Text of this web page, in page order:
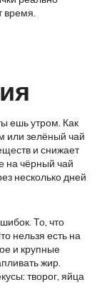
время.
ешь утром. Как
или зелёный чай
и снижает
на чёрный чай
несколько дней
То, что
нельзя есть на
и крупные
жир.
творог, яйца